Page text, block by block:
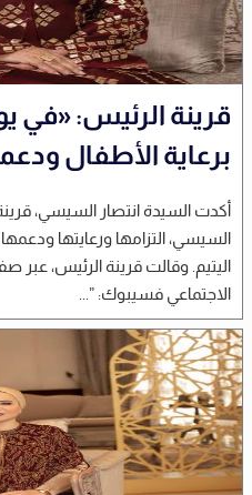
قرينة الرئيس: «في
برعاية الأطفال
أكدت السيدة انتصار السيسي،
السيسي، التزامها ورعايتها
اليتيم. وقالت قرينة الرئيس،
الاجتماعي فسيبوك: ”...